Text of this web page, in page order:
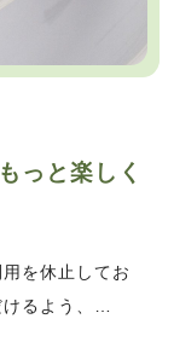
っと楽しく
を休止してお
けるよう、…